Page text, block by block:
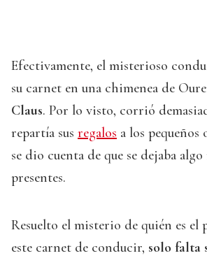
Efectivamente, el misterioso
su carnet en una chimenea de
Claus. Por lo visto, corrió
repartía sus regalos a los pequeños
se dio cuenta de que se dejaba algo
presentes.
Resuelto el misterio de quién es
este carnet de conducir, solo falta